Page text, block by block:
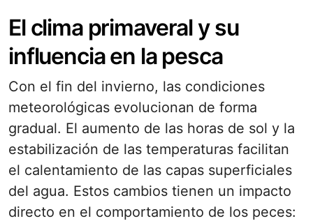
El clima primaveral y su
influencia en la pesca
Con el fin del invierno, las condiciones
meteorológicas evolucionan de forma
gradual. El aumento de las horas de sol y la
estabilización de las temperaturas facilitan
el calentamiento de las capas superficiales
del agua. Estos cambios tienen un impacto
directo en el comportamiento de los peces: